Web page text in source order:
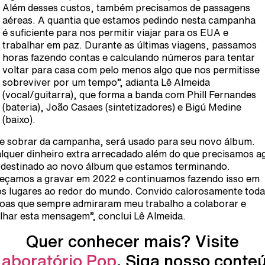
Além desses custos, também precisamos de passagens
aéreas. A quantia que estamos pedindo nesta campanha
é suficiente para nos permitir viajar para os EUA e
trabalhar em paz. Durante as últimas viagens, passamos
horas fazendo contas e calculando números para tentar
voltar para casa com pelo menos algo que nos permitisse
sobreviver por um tempo”, adianta Lê Almeida
(vocal/guitarra), que forma a banda com Phill Fernandes
(bateria), João Casaes (sintetizadores) e Bigú Medine
(baixo).
sobrar da campanha, será usado para seu novo álbum.
dinheiro extra arrecadado além do que precisamos
ao novo álbum que estamos terminando.
a gravar em 2022 e continuamos fazendo isso em
lugares ao redor do mundo. Convido calorosamente
que sempre admiraram meu trabalho a colaborar e
esta mensagem”, conclui Lê Almeida.
Quer conhecer mais? Visite
Pop. Siga nosso